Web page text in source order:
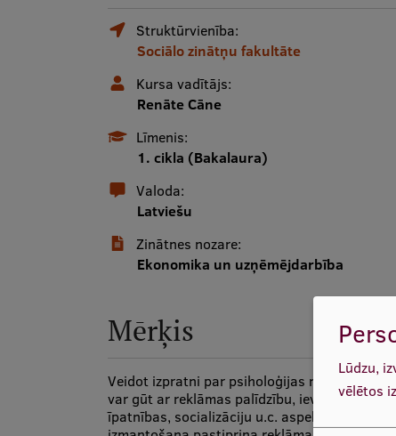
Struktūrvienība:
Sociālo zinātņu fakultāte
Kursa vadītājs:
Renāte Cāne
Līmenis:
1. cikla (Bakalaura)
Valoda:
Latviešu
Zinātnes nozare:
Ekonomika un uzņēmējdarbība
Mērķis
Veidot izpratni par psiholoģijas nozīmi
var gūt ar reklāmas palīdzību, ievērojot
īpatnības, socializāciju u.c. aspektus, par
Lūdzu,
vēlētos